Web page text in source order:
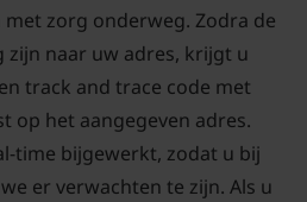
zorg onderweg. Zodra de
naar uw adres, krijgt u
track and trace code met
op het aangegeven adres.
time bijgewerkt, zodat u bij
er verwachten te zijn. Als u